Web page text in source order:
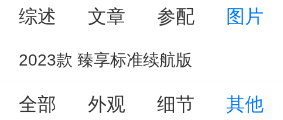
综述 文章 参配 图片
2023款 臻享标准续航版
全部 外观 细节 其他